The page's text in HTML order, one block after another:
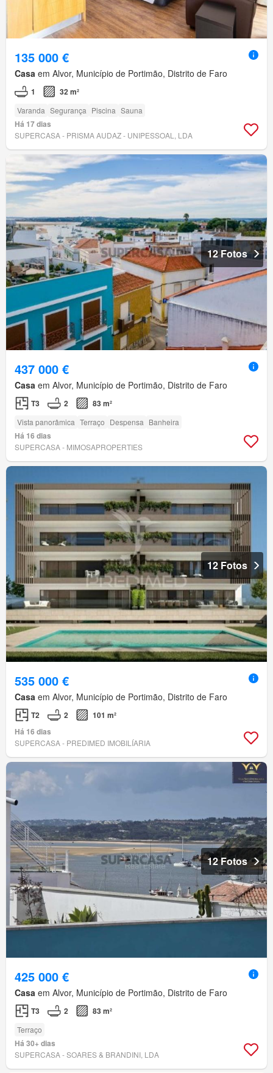
135 000 €
Casa em Alvor, Município de Portimão, Distrito de Faro
1 32 m²
Varanda Segurança Piscina Sauna
Há 17 dias
SUPERCASA - PRISMA AUDAZ - UNIPESSOAL, LDA
12 Fotos
437 000 €
Casa em Alvor, Município de Portimão, Distrito de Faro
T3 2 83 m²
Vista panorâmica Terraço Despensa Banheira
Há 16 dias
SUPERCASA - MIMOSAPROPERTIES
12 Fotos
535 000 €
Casa em Alvor, Município de Portimão, Distrito de Faro
T2 2
101 m²
Há 16 dias
SUPERCASA - PREDIMED IMOBILÍARIA
12 Fotos
425 000 €
Casa em Alvor, Município de Portimão, Distrito de Faro
T3 2 83 m²
Terraço
Há 30+ dias
SUPERCASA - SOARES & BRANDINI, LDA